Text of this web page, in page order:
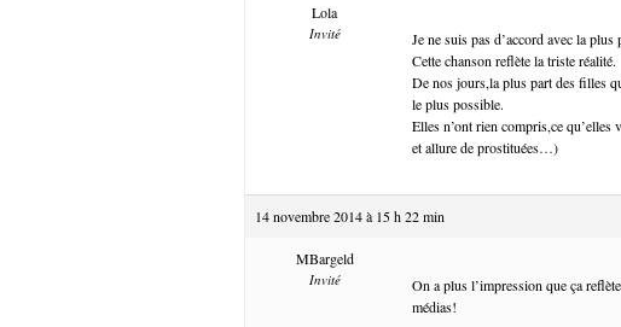
Lola
Invité
Je ne suis pas d’accord avec la plus
Cette chanson reflète la triste réalité.
De nos jours,la plus part des filles
le plus possible.
Elles n’ont rien compris,ce
et allure de prostituées…)
14 novembre 2014 à 15 h 22 min
MBargeld
Invité
On a plus l’impression que ça
médias!